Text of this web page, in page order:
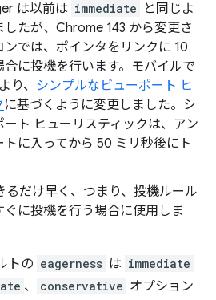
は以前は immediate
と同じよ
したが、Chrome 143 から変更さ
では、ポインタをリンクに 10
合に投機を行います。モバイルで
り、 シンプルなビューポート ヒ
に基づくように変更しました。シ
ト ヒューリスティックは、アン
トに入ってから 50 ミリ秒後にト
るだけ早く、つまり、投機ルール
に投機を行う場合に使用しま
トの eagerness は immediate
、 conservative オプション